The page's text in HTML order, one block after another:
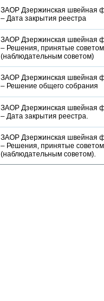
ЗАОР Дзержинская швейная
– Дата закрытия реестра
ЗАОР Дзержинская швейная
– Решения, принятые
(наблюдательным советом)
ЗАОР Дзержинская швейная
– Решение общего
ЗАОР Дзержинская швейная
– Дата закрытия реестра.
ЗАОР Дзержинская швейная
– Решения, принятые
(наблюдательным советом).